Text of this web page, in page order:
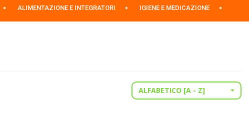
ALIMENTAZIONE E INTEGRATORI IGIENE E MEDICAZIONE
ALFABETICO [A - Z]